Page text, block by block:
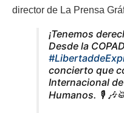
director de La Prensa
¡Tenemos
Desde la
concierto que
Internacional
Humanos. 🎙️